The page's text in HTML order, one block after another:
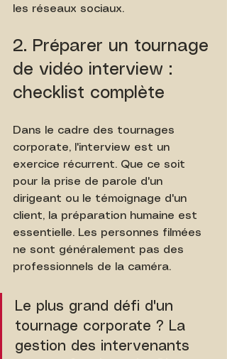
les réseaux sociaux.
2. Préparer un tournage
de vidéo interview :
checklist complète
Dans le cadre des tournages
corporate, l'interview est un
exercice récurrent. Que ce soit
pour la prise de parole d'un
dirigeant ou le témoignage d'un
client, la préparation humaine est
essentielle. Les personnes filmées
ne sont généralement pas des
professionnels de la caméra.
Le plus grand défi d'un
tournage corporate ? La
gestion des intervenants